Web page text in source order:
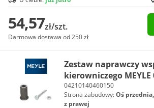
54,57zł/szt.
Darmowa dostawa od 250 zł
Zestaw naprawczy
kierowniczego MEYLE
04210140460150
Strona zabudowy:Oś
z prawej